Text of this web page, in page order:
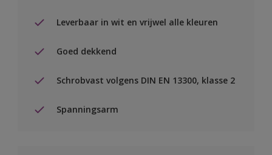
Leverbaar in wit en vrijwel alle kleuren
Goed dekkend
Schrobvast volgens DIN EN 13300, klasse 2
Spanningsarm